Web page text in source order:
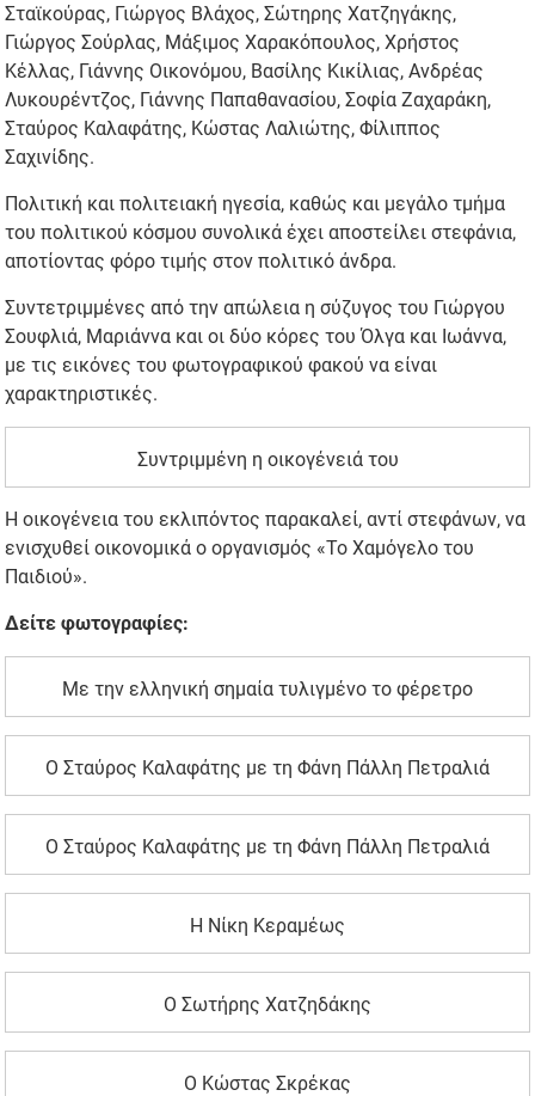
Σταϊκούρας, Γιώργος Βλάχος, Σώτηρης Χατζηγάκης,
Γιώργος Σούρλας, Μάξιμος Χαρακόπουλος, Χρήστος
Κέλλας, Γιάννης Οικονόμου, Βασίλης Κικίλιας, Ανδρέας
Λυκουρέντζος, Γιάννης Παπαθανασίου, Σοφία Ζαχαράκη,
Σταύρος Καλαφάτης, Κώστας Λαλιώτης, Φίλιππος
Σαχινίδης.
Πολιτική και πολιτειακή ηγεσία, καθώς και μεγάλο τμήμα
του πολιτικού κόσμου συνολικά έχει αποστείλει στεφάνια,
αποτίοντας φόρο τιμής στον πολιτικό άνδρα.
Συντετριμμένες από την απώλεια η σύζυγος του Γιώργου
Σουφλιά, Μαριάννα και οι δύο κόρες του Όλγα και Ιωάννα,
με τις εικόνες του φωτογραφικού φακού να είναι
χαρακτηριστικές.
Συντριμμένη η οικογένειά του
Η οικογένεια του εκλιπόντος παρακαλεί, αντί στεφάνων, να
ενισχυθεί οικονομικά ο οργανισμός «Το Χαμόγελο του
Παιδιού».
Δείτε φωτογραφίες:
Με την ελληνική σημαία τυλιγμένο το φέρετρο
Ο Σταύρος Καλαφάτης με τη Φάνη Πάλλη Πετραλιά
Ο Σταύρος Καλαφάτης με τη Φάνη Πάλλη Πετραλιά
Η Νίκη Κεραμέως
Ο Σωτήρης Χατζηδάκης
Ο Κώστας Σκρέκας